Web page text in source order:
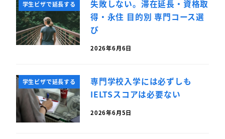
学生ビザで延長する
失敗しない。滞在延長・資格取
得・永住 目的別 専門コース選
び
2026年6月6日
学生ビザで延長する
専門学校入学には必ずしも
IELTSスコアは必要ない
2026年6月5日